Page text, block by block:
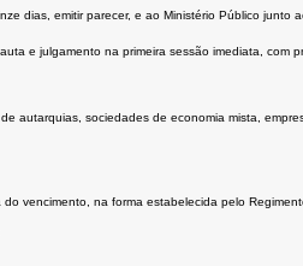
dias, emitir parecer, e ao Ministério Público junto
e julgamento na primeira sessão imediata, com
autarquias, sociedades de economia mista,
vencimento, na forma estabelecida pelo